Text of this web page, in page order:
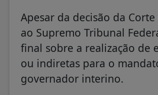
Apesar da decisão da
ao Supremo Tribunal
final sobre a realização de
ou indiretas para o
governador interino.